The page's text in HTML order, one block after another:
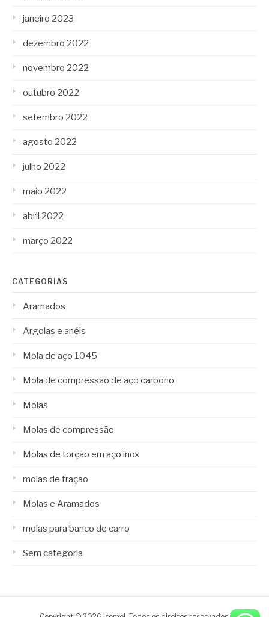
janeiro 2023
dezembro 2022
novembro 2022
outubro 2022
setembro 2022
agosto 2022
julho 2022
maio 2022
abril 2022
março 2022
CATEGORIAS
Aramados
Argolas e anéis
Mola de aço 1045
Mola de compressão de aço carbono
Molas
Molas de compressão
Molas de torção em aço inox
molas de tração
Molas e Aramados
molas para banco de carro
Sem categoria